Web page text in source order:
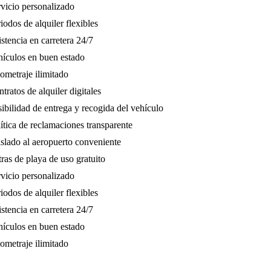
personalizado
de alquiler flexibles
en carretera 24/7
en buen estado
ilimitado
de alquiler digitales
de entrega y recogida del vehículo
de reclamaciones transparente
al aeropuerto conveniente
de playa de uso gratuito
personalizado
de alquiler flexibles
en carretera 24/7
en buen estado
ilimitado